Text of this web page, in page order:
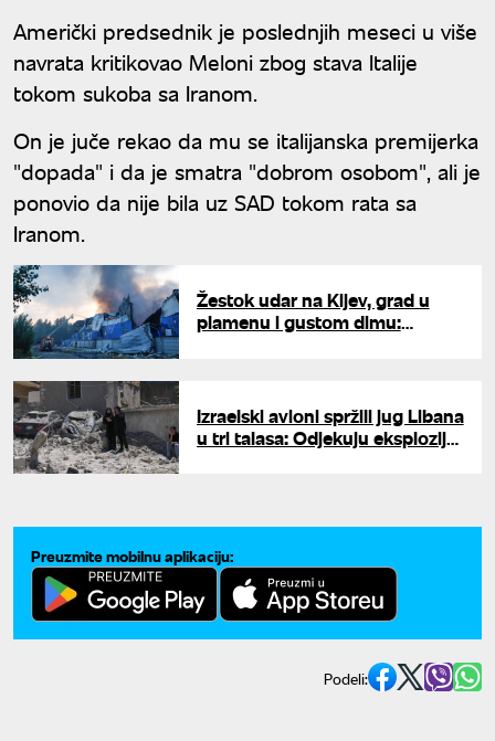
Američki predsednik je poslednjih meseci u više
navrata kritikovao Meloni zbog stava Italije
tokom sukoba sa Iranom.
On je juče rekao da mu se italijanska premijerka
"dopada" i da je smatra "dobrom osobom", ali je
ponovio da nije bila uz SAD tokom rata sa
Iranom.
Žestok udar na Kijev, grad u
plamenu i gustom dimu:
Izraelski avioni spržili jug Libana
u tri talasa: Odjekuju eksplozije
Preuzmite mobilnu aplikaciju:
Podeli: